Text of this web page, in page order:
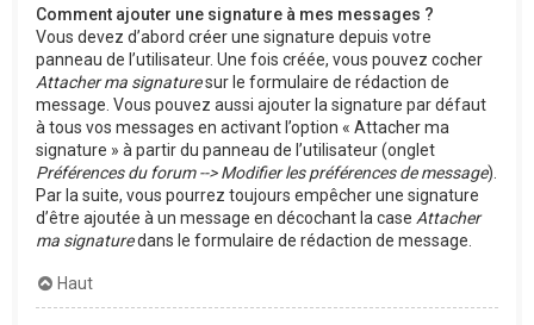
Comment ajouter une signature à mes messages ?
Vous devez d’abord créer une signature depuis votre
panneau de l’utilisateur. Une fois créée, vous pouvez cocher
Attacher ma signaturesur le formulaire de rédaction de
message. Vous pouvez aussi ajouter la signature par défaut
à tous vos messages en activant l’option « Attacher ma
signature » à partir du panneau de l’utilisateur (onglet
Préférences du forum --> Modifier les préférences de message).
Par la suite, vous pourrez toujours empêcher une signature
d’être ajoutée à un message en décochant la case Attacher
ma signaturedans le formulaire de rédaction de message.
Haut